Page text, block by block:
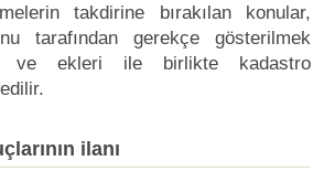
takdirine bırakılan konular,
tarafından gerekçe gösterilmek
ve ekleri ile birlikte kadastro
ilanı